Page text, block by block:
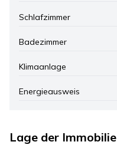
Schlafzimmer
Badezimmer
Klimaanlage
Energieausweis
Lage der Immobilie